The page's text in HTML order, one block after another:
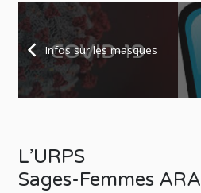
Infos sur les masques
L’URPS
Sages-Femmes ARA